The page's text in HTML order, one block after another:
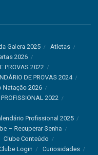
Galera 2025
Atletas
2026
PROVAS 2022
DE PROVAS 2024
Natação 2026
2022
Profissional 2025
– Recuperar Senha
Clube Conteúdo
Login
Curiosidades